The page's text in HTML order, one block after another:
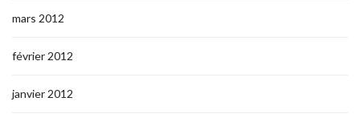
mars 2012
février 2012
janvier 2012